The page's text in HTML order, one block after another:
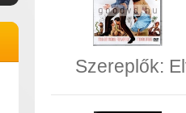
Szereplők: